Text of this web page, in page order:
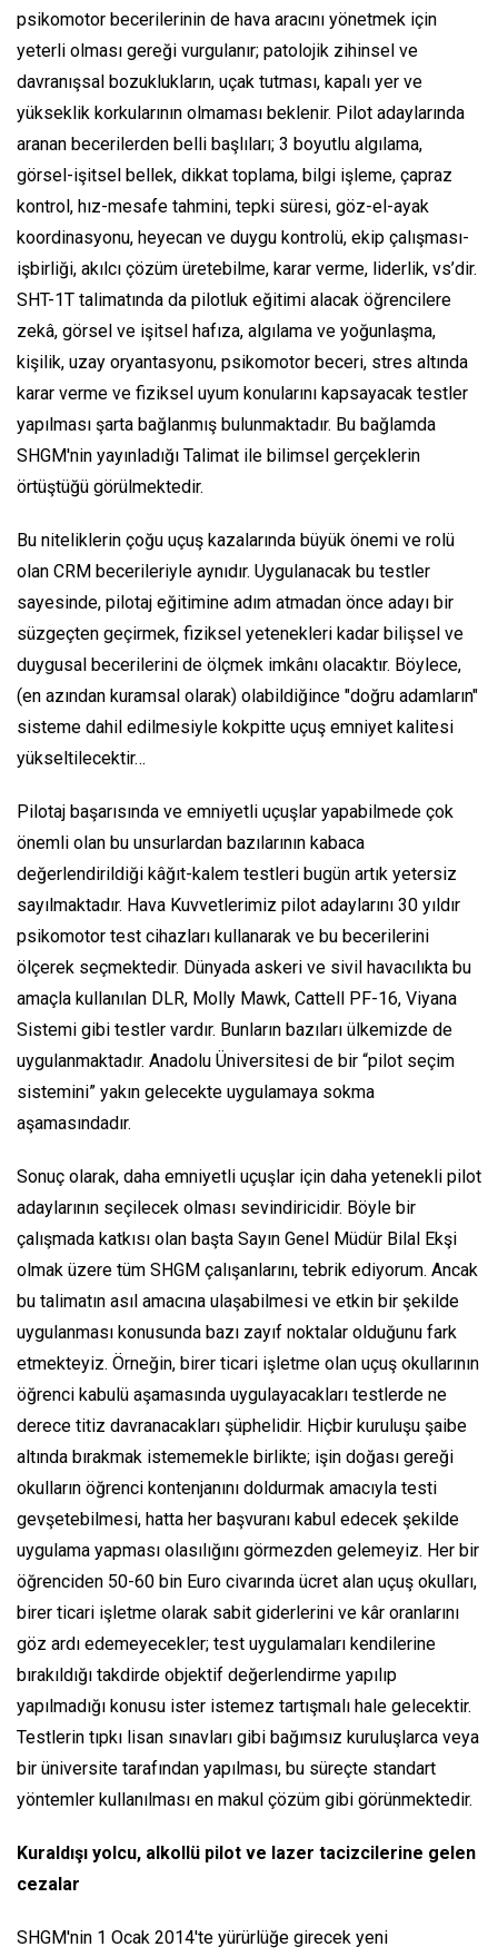
psikomotor becerilerinin de hava aracını yönetmek için
yeterli olması gereği vurgulanır; patolojik zihinsel ve
davranışsal bozuklukların, uçak tutması, kapalı yer ve
yükseklik korkularının olmaması beklenir. Pilot adaylarında
aranan becerilerden belli başlıları; 3 boyutlu algılama,
görsel-işitsel bellek, dikkat toplama, bilgi işleme, çapraz
kontrol, hız-mesafe tahmini, tepki süresi, göz-el-ayak
koordinasyonu, heyecan ve duygu kontrolü, ekip çalışması-
işbirliği, akılcı çözüm üretebilme, karar verme, liderlik, vs’dir.
SHT-1T talimatında da pilotluk eğitimi alacak öğrencilere
zekâ, görsel ve işitsel hafıza, algılama ve yoğunlaşma,
kişilik, uzay oryantasyonu, psikomotor beceri, stres altında
karar verme ve fiziksel uyum konularını kapsayacak testler
yapılması şarta bağlanmış bulunmaktadır. Bu bağlamda
SHGM'nin yayınladığı Talimat ile bilimsel gerçeklerin
örtüştüğü görülmektedir.
Bu niteliklerin çoğu uçuş kazalarında büyük önemi ve rolü
olan CRM becerileriyle aynıdır. Uygulanacak bu testler
sayesinde, pilotaj eğitimine adım atmadan önce adayı bir
süzgeçten geçirmek, fiziksel yetenekleri kadar bilişsel ve
duygusal becerilerini de ölçmek imkânı olacaktır. Böylece,
(en azından kuramsal olarak) olabildiğince "doğru adamların"
sisteme dahil edilmesiyle kokpitte uçuş emniyet kalitesi
yükseltilecektir…
Pilotaj başarısında ve emniyetli uçuşlar yapabilmede çok
önemli olan bu unsurlardan bazılarının kabaca
değerlendirildiği kâğıt-kalem testleri bugün artık yetersiz
sayılmaktadır. Hava Kuvvetlerimiz pilot adaylarını 30 yıldır
psikomotor test cihazları kullanarak ve bu becerilerini
ölçerek seçmektedir. Dünyada askeri ve sivil havacılıkta bu
amaçla kullanılan DLR, Molly Mawk, Cattell PF-16, Viyana
Sistemi gibi testler vardır. Bunların bazıları ülkemizde de
uygulanmaktadır. Anadolu Üniversitesi de bir “pilot seçim
sistemini” yakın gelecekte uygulamaya sokma
aşamasındadır.
Sonuç olarak, daha emniyetli uçuşlar için daha yetenekli pilot
adaylarının seçilecek olması sevindiricidir. Böyle bir
çalışmada katkısı olan başta Sayın Genel Müdür Bilal Ekşi
olmak üzere tüm SHGM çalışanlarını, tebrik ediyorum. Ancak
bu talimatın asıl amacına ulaşabilmesi ve etkin bir şekilde
uygulanması konusunda bazı zayıf noktalar olduğunu fark
etmekteyiz. Örneğin, birer ticari işletme olan uçuş okullarının
öğrenci kabulü aşamasında uygulayacakları testlerde ne
derece titiz davranacakları şüphelidir. Hiçbir kuruluşu şaibe
altında bırakmak istememekle birlikte; işin doğası gereği
okulların öğrenci kontenjanını doldurmak amacıyla testi
gevşetebilmesi, hatta her başvuranı kabul edecek şekilde
uygulama yapması olasılığını görmezden gelemeyiz. Her bir
öğrenciden 50-60 bin Euro civarında ücret alan uçuş okulları,
birer ticari işletme olarak sabit giderlerini ve kâr oranlarını
göz ardı edemeyecekler; test uygulamaları kendilerine
bırakıldığı takdirde objektif değerlendirme yapılıp
yapılmadığı konusu ister istemez tartışmalı hale gelecektir.
Testlerin tıpkı lisan sınavları gibi bağımsız kuruluşlarca veya
bir üniversite tarafından yapılması, bu süreçte standart
yöntemler kullanılması en makul çözüm gibi görünmektedir.
Kuraldışı yolcu, alkollü pilot ve lazer tacizcilerine gelen
cezalar
SHGM'nin 1 Ocak 2014'te yürürlüğe girecek yeni